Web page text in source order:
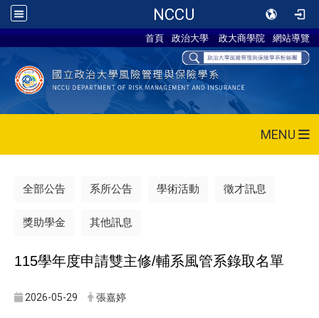
NCCU
首頁 政治大學 政大商學院 網站導覽
MENU
全部公告 系所公告 學術活動 徵才訊息
獎助學金 其他訊息
115學年度申請雙主修/輔系風管系錄取名單
2026-05-29 張嘉婷